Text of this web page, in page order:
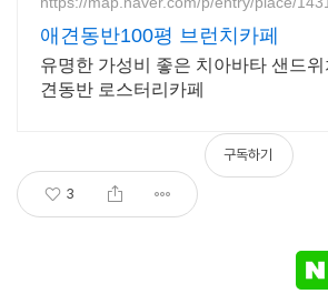
애견동반100평 브런치카페
유명한 가성비 좋은 치아바타 샌드위
견동반 로스터리카페
3
구독하기